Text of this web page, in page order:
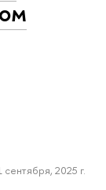
сентября, 2025 г.